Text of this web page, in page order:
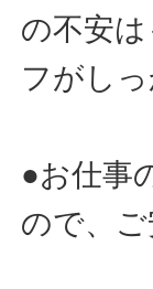
の不安
フがし
●お仕事
ので、ご